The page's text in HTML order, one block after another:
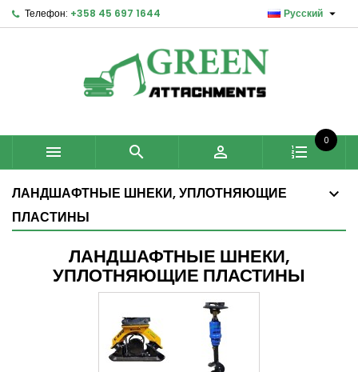
Телефон: +358 45 697 1644 Русский 
  
0
ЛАНДШАФТНЫЕ ШНЕКИ, УПЛОТНЯЮЩИЕ
ПЛАСТИНЫ
ЛАНДШАФТНЫЕ ШНЕКИ,
УПЛОТНЯЮЩИЕ ПЛАСТИНЫ